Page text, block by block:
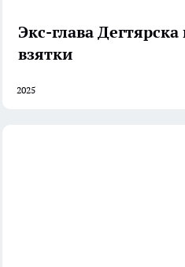
Экс-глава
взятки
2025